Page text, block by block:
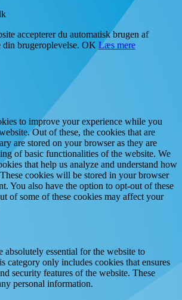
accepterer du automatisk brugen af
brugeroplevelse. OK Læs mere
to improve your experience while you
Out of these, the cookies that are
are stored on your browser as they are
of basic functionalities of the website. We
that help us analyze and understand how
cookies will be stored in your browser
You also have the option to opt-out of these
of some of these cookies may affect your
absolutely essential for the website to
category only includes cookies that ensures
security features of the website. These
personal information.